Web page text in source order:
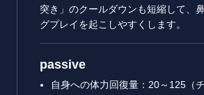
突き」のクールダウンも短縮して、
グプレイを起こしやすくします。
passive
自身への体力回復量：20～125（